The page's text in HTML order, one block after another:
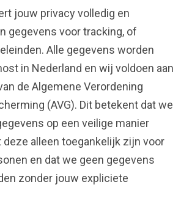
jouw privacy volledig en
gegevens voor tracking, of
Alle gegevens worden
in Nederland en wij voldoen aan
de Algemene Verordening
(AVG). Dit betekent dat we
op een veilige manier
deze alleen toegankelijk zijn voor
en dat we geen gegevens
zonder jouw expliciete